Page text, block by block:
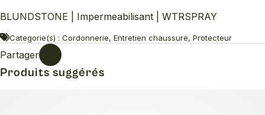
BLUNDSTONE | Impermeabilisant | WTRSPRAY
Categorie(s) : Cordonnerie, Entretien chaussure, Protecteur
Partager
Produits suggérés